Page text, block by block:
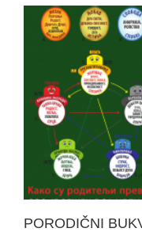
PORODIČNI
PORODIČNI